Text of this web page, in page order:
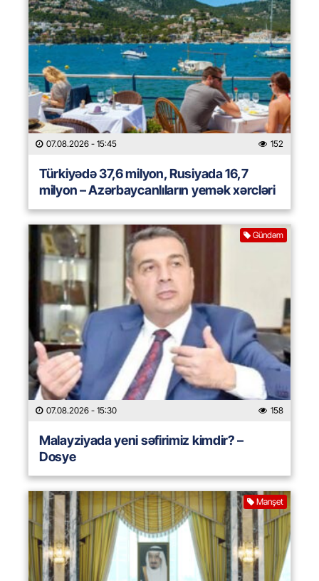
07.08.2026 - 15:45 152
Türkiyədə 37,6 milyon, Rusiyada 16,7
milyon – Azərbaycanlıların yemək xərcləri
Gündəm
07.08.2026 - 15:30 158
Malayziyada yeni səfirimiz kimdir? –
Dosye
Manşet